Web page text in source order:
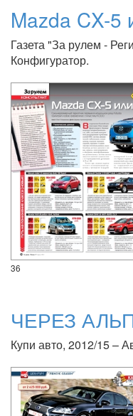
Mazda CX-
Газета "За рулем -
Конфигуратор.
36
ЧЕРЕЗ
Купи авто, 2012/15 –